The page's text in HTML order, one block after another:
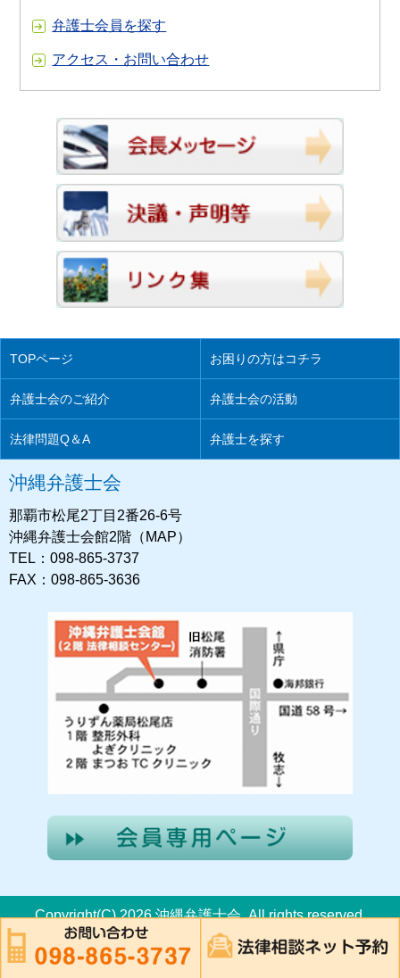
弁護士会員を探す
アクセス・お問い合わせ
TOPページ お困りの方はコチラ
弁護士会のご紹介 弁護士会の活動
法律問題Q＆A 弁護士を探す
沖縄弁護士会
那覇市松尾2丁目2番26-6号
沖縄弁護士会館2階（MAP）
TEL：098-865-3737
FAX：098-865-3636
Copyright(C) 2026 沖縄弁護士会. All rights reserved.